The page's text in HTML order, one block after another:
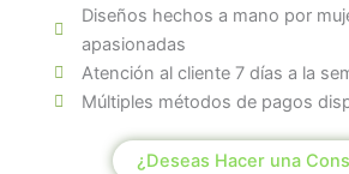
Diseños hechos a mano por
apasionadas
Atención al cliente 7 días a la
Múltiples métodos de pagos
¿Deseas Hacer una